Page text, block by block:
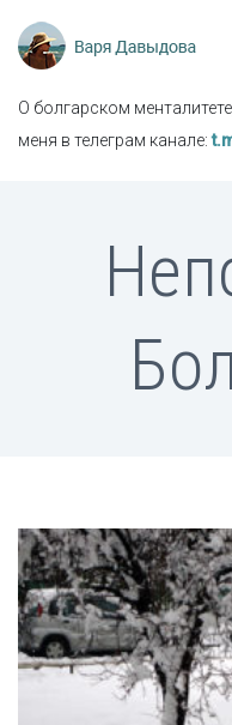
О болгарском
меня в телеграм канале: